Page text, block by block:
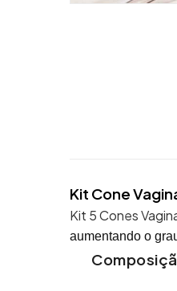
Kit Cone
Kit 5 Cones
aumentando o